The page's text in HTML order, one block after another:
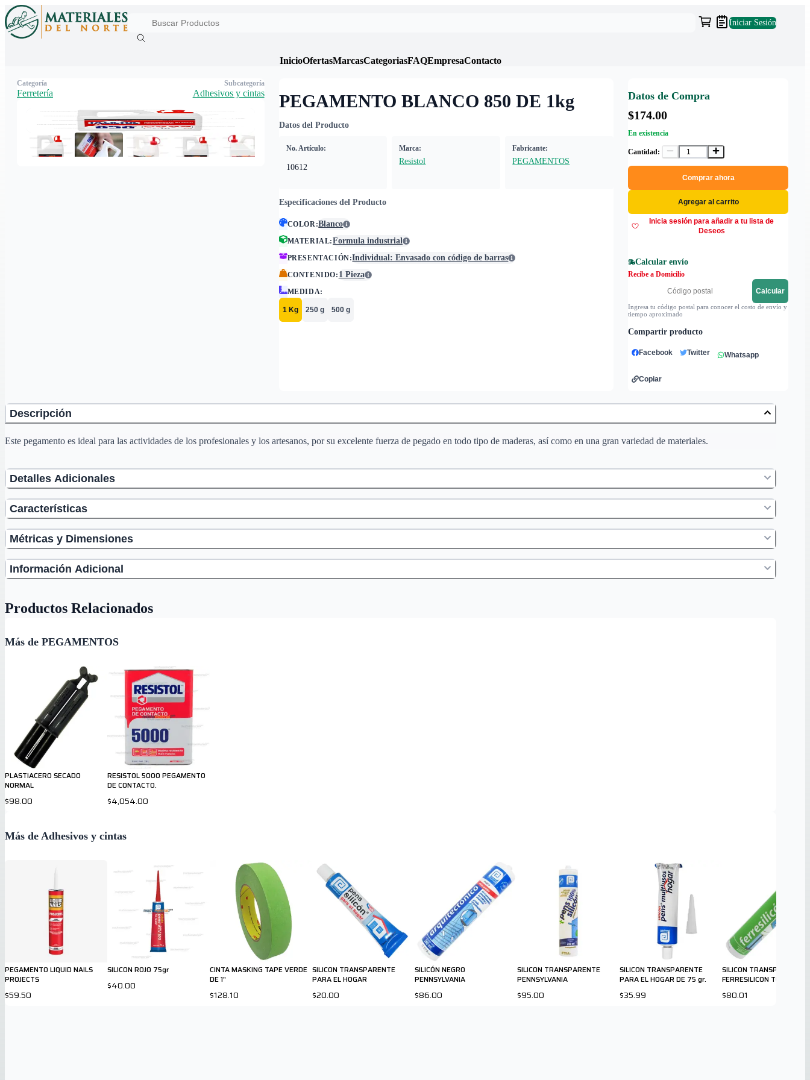
Iniciar Sesión
InicioOfertasMarcasCategoriasFAQEmpresaContacto
PEGAMENTO BLANCO 850 DE 1kg
Datos del Producto
No. Artículo:
10612
Marca:
Resistol
Fabricante:
PEGAMENTOS
Especificaciones del Producto
COLOR:Blanco
MATERIAL:Formula industrial
PRESENTACIÓN:Individual: Envasado con código de barras
CONTENIDO: 1 Pieza
MEDIDA:
1 Kg 250 g 500 g
Datos de Compra
$174.00
En existencia
Cantidad:
Comprar ahora
Agregar al carrito
Inicia sesión para añadir a tu lista de
Deseos
Calcular envío
Recibe a Domicilio
Calcular
Ingresa tu código postal para conocer el costo de envío y
tiempo aproximado
Compartir producto
Facebook Twitter Whatsapp
Copiar
Categoría
Ferretería
Subcategoría
Adhesivos y cintas
Descripción
Este pegamento es ideal para las actividades de los profesionales y los artesanos, por su excelente fuerza de pegado en todo tipo de maderas, así como en una gran variedad de materiales.
Detalles Adicionales
Características
Métricas y Dimensiones
Información Adicional
Productos Relacionados
Más de PEGAMENTOS
PLASTIACERO SECADO
NORMAL
$98.00
RESISTOL 5000 PEGAMENTO
DE CONTACTO.
$4,054.00
Más de Adhesivos y cintas
PEGAMENTO LIQUID NAILS
PROJECTS
$59.50
SILICON ROJO 75gr
$40.00
CINTA MASKING TAPE VERDE
DE 1"
$128.10
SILICON TRANSPARENTE
PARA EL HOGAR
$20.00
SILICÓN NEGRO
PENNSYLVANIA
$86.00
SILICON TRANSPARENTE
PENNSYLVANIA
$95.00
SILICON TRANSPARENTE
PARA EL HOGAR DE 75 gr.
$35.99
SILICON TRANSP
FERRESILICON TUBO DE
$80.01